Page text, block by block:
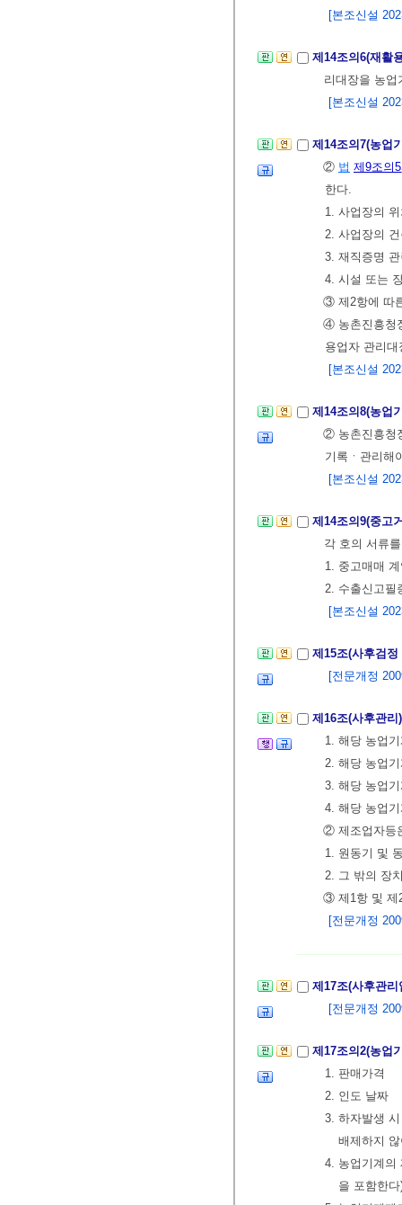
[본조신설
제14조의6(재활
리대장을 농업
[본조신설
제14조의7(농업
② 법 제9조의5
한다.
1. 사업장의
2. 사업장의
3. 재직증명
4. 시설 또는
③ 제2항에 따
④ 농촌진흥청
용업자 관리
[본조신설
제14조의8(농업
② 농촌진흥청
기록ㆍ관리해
[본조신설
제14조의9(중고
각 호의 서류
1. 중고매매
2. 수출신고필
[본조신설
제15조(사후검
[전문개정
제16조(사후관
1. 해당 농업
2. 해당 농업
3. 해당 농업
4. 해당 농업
② 제조업자등
1. 원동기 및
2. 그 밖의 장
③ 제1항 및 제
[전문개정
제17조(사후관
[전문개정
제17조의2(농업
1. 판매가격
2. 인도 날짜
3. 하자발생
배제하지
4. 농업기계의
을 포함한다